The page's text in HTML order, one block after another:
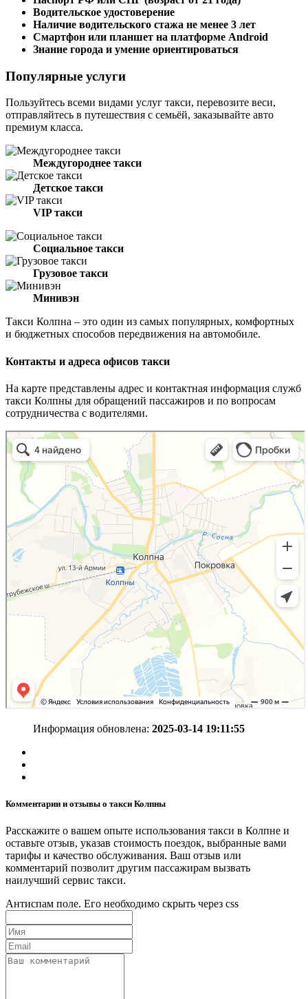
Водительское удостоверение
Наличие водительского стажа не менее 3 лет
Смартфон или планшет на платформе Android
Знание города и умение ориентироваться
Популярные услуги
Пользуйтесь всеми видами услуг такси, перевозите веси,
отправляйтесь в путешествия с семьёй, заказывайте авто
премиум класса.
Междугороднее такси
Детское такси
VIP такси
Социальное такси
Грузовое такси
Минивэн
Такси Колпна – это один из самых популярных, комфортных
и бюджетных способов передвижения на автомобиле.
Контакты и адреса офисов такси
На карте представлены адрес и контактная информация служб
такси Колпны для обращений пассажиров и по вопросам
сотрудничества с водителями.
Информация обновлена: 2025-03-14 19:11:55
Комментарии и отзывы о такси Колпны
Расскажите о вашем опыте использования такси в Колпне и
оставьте отзыв, указав стоимость поездок, выбранные вами
тарифы и качество обслуживания. Ваш отзыв или
комментарий позволит другим пассажирам вызвать
наилучший сервис такси.
Антиспам поле. Его необходимо скрыть через css